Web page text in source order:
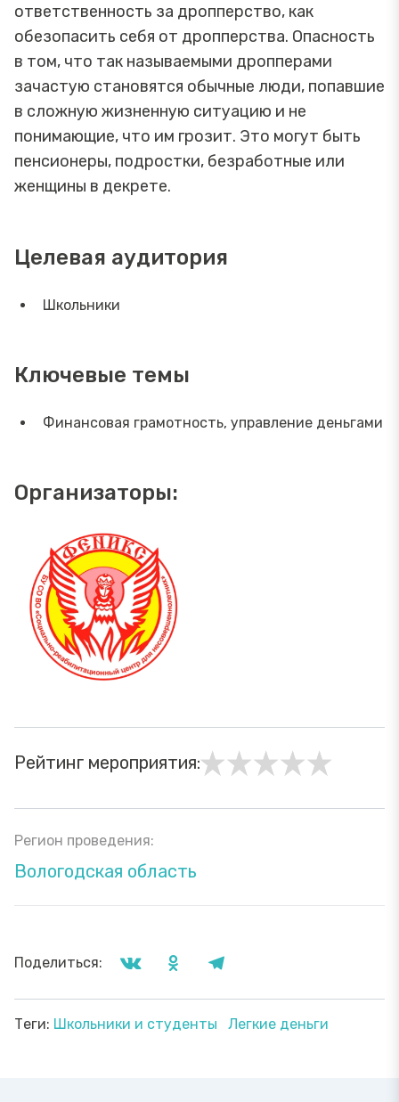
ответственность за дропперство, как
обезопасить себя от дропперства. Опасность
в том, что так называемыми дропперами
зачастую становятся обычные люди, попавшие
в сложную жизненную ситуацию и не
понимающие, что им грозит. Это могут быть
пенсионеры, подростки, безработные или
женщины в декрете.
Целевая аудитория
Школьники
Ключевые темы
Финансовая грамотность, управление деньгами
Организаторы:
Рейтинг мероприятия:
Регион проведения:
Вологодская область
Поделиться:
Теги: Школьники и студенты Легкие деньги